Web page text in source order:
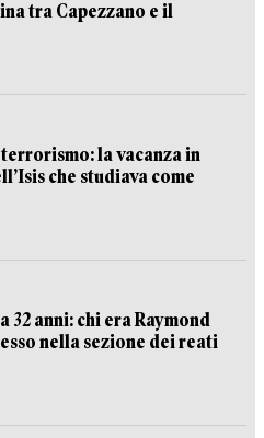
tra Capezzano e il
la vacanza in
che studiava come
32 anni: chi era Raymond
nella sezione dei reati